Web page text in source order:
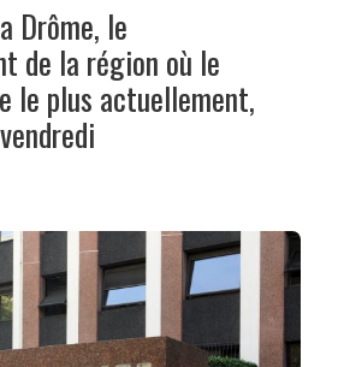
Drôme, le
de la région où le
le plus actuellement,